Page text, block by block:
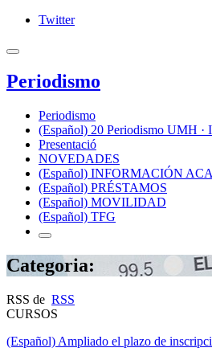
Twitter
Periodismo
Periodismo
(Español) 20 Periodismo UMH ·
Presentació
NOVEDADES
(Español) INFORMACIÓN
(Español) PRÉSTAMOS
(Español) MOVILIDAD
(Español) TFG
Categoria:
RSS de RSS
CURSOS
(Español) Ampliado el plazo de